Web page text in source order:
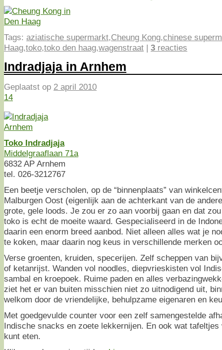
Tags: aziatische supermarkt,Cheung Kong,chinese
Haag,toko,toko den haag,wagenstraat | 3 reacties
Indradjaja in Arnhem
Geplaatst op 2 april 2010
14
Toko Indradjaja
Middelgraaflaan 71a
6832 AP Arnhem
tel. 026-3212767
Een beetje verscholen, op de “binnenplaats” van
Malburgen Oost (eigenlijk aan de achterkant van de
grote, gele loods. Je zou er zo aan voorbij gaan en dat
toko is echt de moeite waard. Gespecialiseerd in de
daarin een enorm breed aanbod. Niet alleen alles wat je
te koken, maar daarin nog keus in verschillende merken
Verse groenten, kruiden, specerijen. Zelf scheppen van
of ketanrijst. Wanden vol noodles, diepvrieskisten vol
sambal en kroepoek. Ruime paden en alles
ziet het er van buiten misschien niet zo uitnodigend uit,
welkom door de vriendelijke, behulpzame eigenaren en
Met goedgevulde counter voor een zelf samengestelde
Indische snacks en zoete lekkernijen. En ook wat
kunt eten.